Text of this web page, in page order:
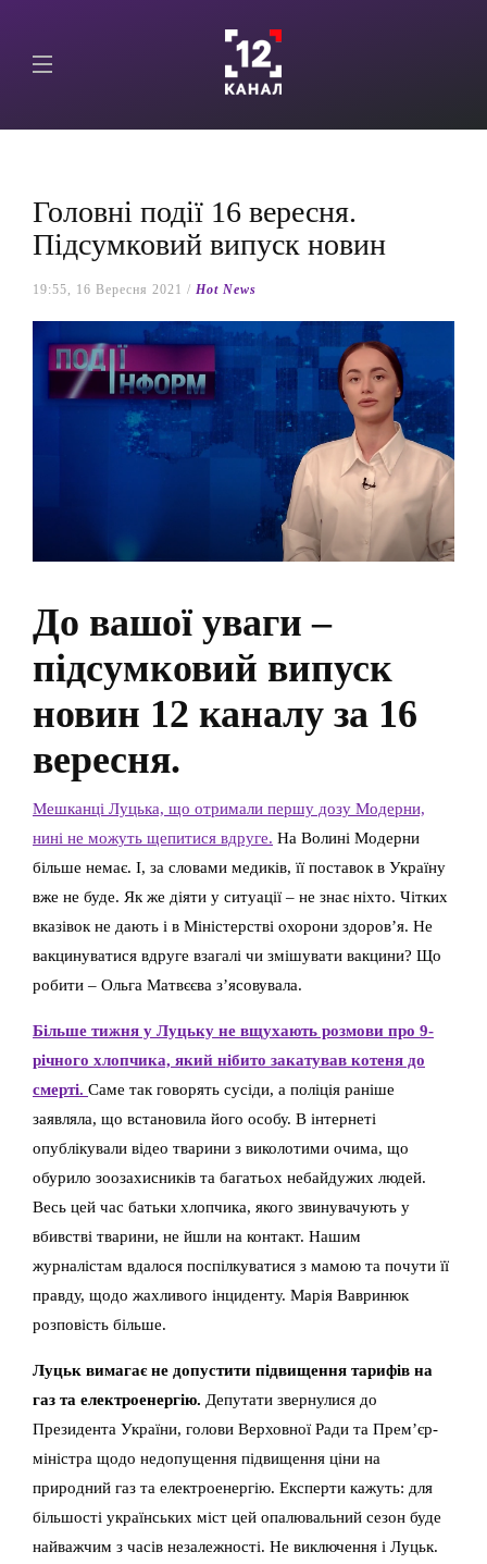
Головні події 16 вересня.
Підсумковий випуск новин
19:55, 16 Вересня 2021 / Hot News
До вашої уваги –
підсумковий випуск
новин 12 каналу за 16
вересня.
Мешканці Луцька, що отримали першу дозу Модерни,
нині не можуть щепитися вдруге. На Волині Модерни
більше немає. І, за словами медиків, її поставок в Україну
вже не буде. Як же діяти у ситуації – не знає ніхто. Чітких
вказівок не дають і в Міністерстві охорони здоров’я. Не
вакцинуватися вдруге взагалі чи змішувати вакцини? Що
робити – Ольга Матвєєва з’ясовувала.
Більше тижня у Луцьку не вщухають розмови про 9-
річного хлопчика, який нібито закатував котеня до
смерті. Саме так говорять сусіди, а поліція раніше
заявляла, що встановила його особу. В інтернеті
опублікували відео тварини з виколотими очима, що
обурило зоозахисників та багатьох небайдужих людей.
Весь цей час батьки хлопчика, якого звинувачують у
вбивстві тварини, не йшли на контакт. Нашим
журналістам вдалося поспілкуватися з мамою та почути її
правду, щодо жахливого інциденту. Марія Вавринюк
розповість більше.
Луцьк вимагає не допустити підвищення тарифів на
газ та електроенергію. Депутати звернулися до
Президента України, голови Верховної Ради та Прем’єр-
міністра щодо недопущення підвищення ціни на
природний газ та електроенергію. Експерти кажуть: для
більшості українських міст цей опалювальний сезон буде
найважчим з часів незалежності. Не виключення і Луцьк.